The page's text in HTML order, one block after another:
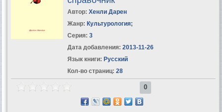
Автор: Хенли Дарен
Жанр: Культурология;
Серия: 3
Дата добавления: 2013-11-26
Язык книги: Русский
Кол-во страниц: 28
0